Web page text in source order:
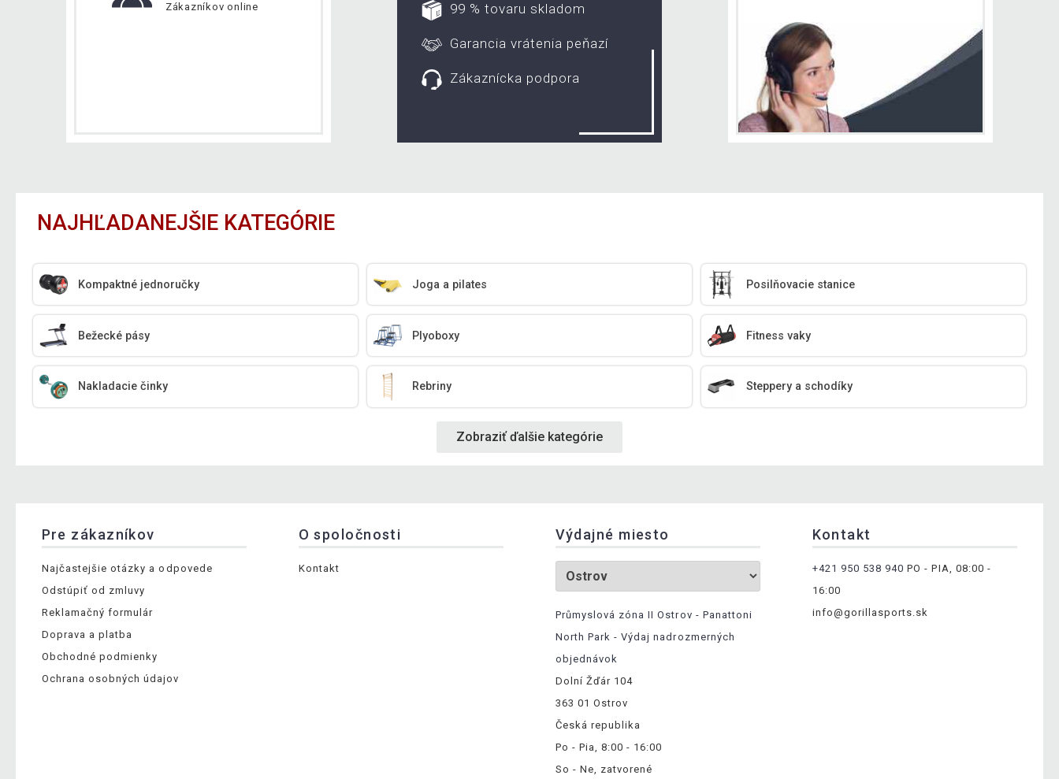
Zákazníkov online 99 % tovaru skladom
Garancia vrátenia peňazí
Zákaznícka podpora
NAJHĽADANEJŠIE KATEGÓRIE
Kompaktné jednoručky Joga a pilates Posilňovacie stanice
Bežecké pásy Plyoboxy Fitness vaky
Nakladacie činky Rebriny Steppery a schodíky
Zobraziť ďalšie kategórie
Pre zákazníkov
Najčastejšie otázky a odpovede
Odstúpiť od zmluvy
Reklamačný formulár
Doprava a platba
Obchodné podmienky
Ochrana osobných údajov
O spoločnosti
Kontakt
Výdajné miesto
Průmyslová zóna II Ostrov - Panattoni
North Park - Výdaj nadrozmerných
objednávok
Dolní Žďár 104
363 01 Ostrov
Česká republika
Po - Pia, 8:00 - 16:00
So - Ne, zatvorené
Kontakt
+421 950 538 940 PO - PIA, 08:00 -
16:00
info@gorillasports.sk